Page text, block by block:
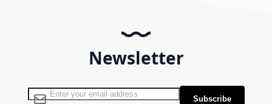
Newsletter
Sign Up for Our Newsletter: Subscribe